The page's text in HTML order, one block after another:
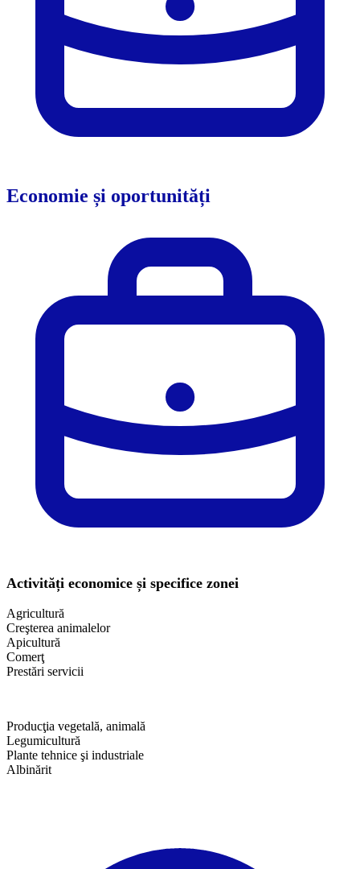
Economie și oportunități
Activități economice și specifice zonei
Agricultură
Creşterea animalelor
Apicultură
Comerţ
Prestări servicii
Producţia vegetală, animală
Legumicultură
Plante tehnice şi industriale
Albinărit